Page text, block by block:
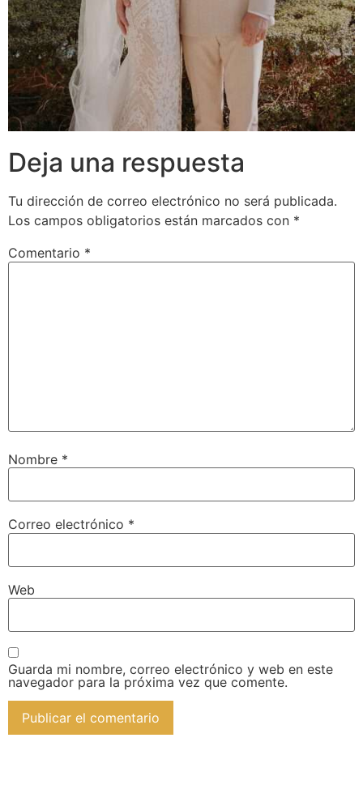
Deja una respuesta
Tu dirección de correo electrónico no será publicada.
Los campos obligatorios están marcados con *
Comentario *
Nombre *
Correo electrónico *
Web
Guarda mi nombre, correo electrónico y web en este
navegador para la próxima vez que comente.